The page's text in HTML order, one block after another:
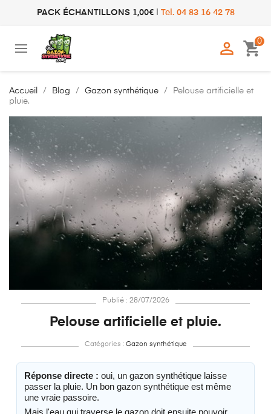
PACK ÉCHANTILLONS 1,00€| Tel. 04 83 16 42 78
 shopping_cart
0
Accueil Blog Gazon synthétique
Pelouse artificielle et
pluie.
Publié : 28/07/2026
Pelouse artificielle et pluie.
Catégories : Gazon synthétique
Réponse directe : oui, un gazon synthétique laisse
passer la pluie. Un bon gazon synthétique est même
une vraie passoire.
Mais l'eau qui traverse le gazon doit ensuite pouvoir